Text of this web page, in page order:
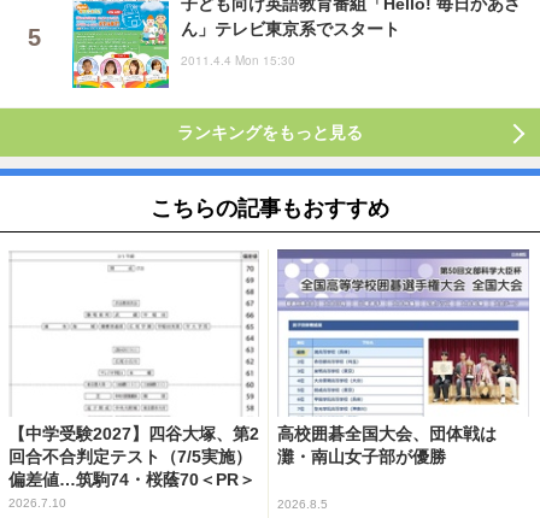
ん」テレビ東京系でスタート
2011.4.4 Mon 15:30
ランキングをもっと見る
こちらの記事もおすすめ
【中学受験2027】四谷大塚、第2
回合不合判定テスト（7/5実施）
偏差値…筑駒74・桜蔭70＜PR＞
2026.7.10
高校囲碁全国大会、団体戦は
灘・南山女子部が優勝
2026.8.5